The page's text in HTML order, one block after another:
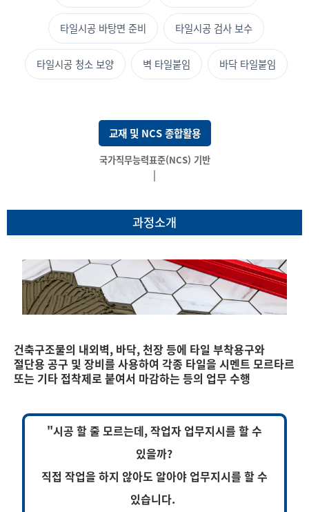
타일시공 바탕면 준비 타일시공 검사 보수
타일시공 청소 보양 벽 타일붙임 바닥 타일붙임
교재 및 NCS 종합활용
국가직무능력표준(NCS) 기반 전
|
과정소개
건축구조물의 내외벽, 바닥, 천장 등에 타일 부착용구와
절단용 공구 및 장비를 사용하여 각종 타일을 시멘트 모르타르
또는 기타 접착제로 붙여서 마감하는 등의 업무 수행
"시공 할 줄 모르는데, 작업자 업무지시를 할 수
있을까?
직접 작업을 하지 않아도 알아야 업무지시를 할 수
있습니다.